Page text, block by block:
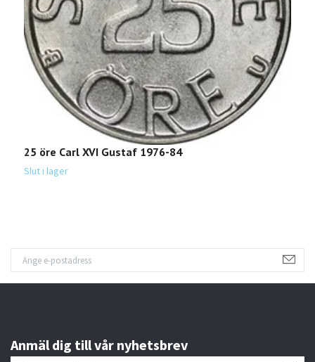
25 öre Carl XVI Gustaf 1976-84
Slut i lager
Anmäl dig till vår nyhetsbrev